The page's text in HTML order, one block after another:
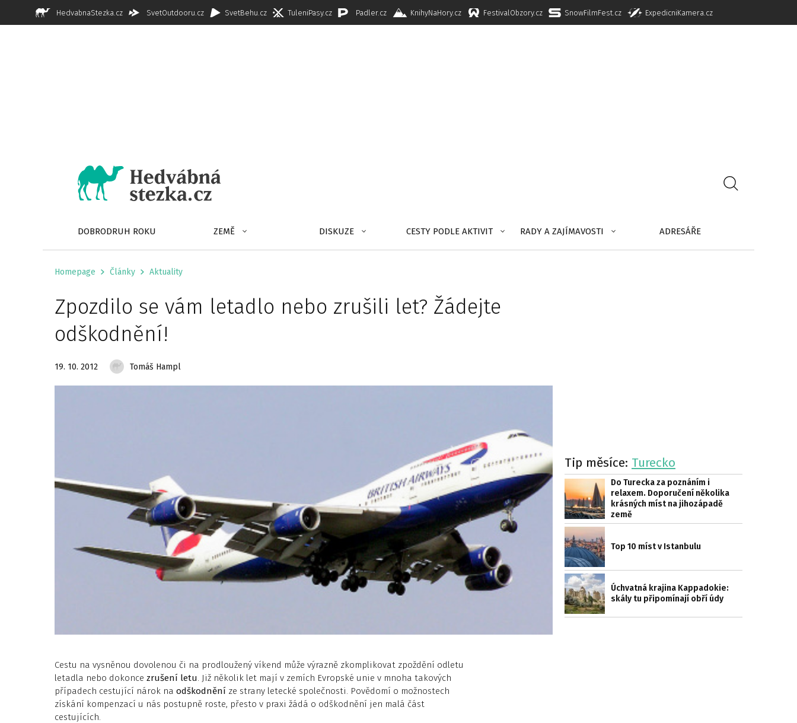
HedvabnaStezka.cz SvetOutdooru.cz SvetBehu.cz TuleniPasy.cz Padler.cz KnihyNaHory.cz FestivalObzory.cz SnowFilmFest.cz ExpedicniKamera.cz
DOBRODRUH ROKU ZEMĚ DISKUZE CESTY PODLE AKTIVIT RADY A ZAJÍMAVOSTI ADRESÁŘE
Homepage Články Aktuality
Zpozdilo se vám letadlo nebo zrušili let? Žádejte
odškodnění!
19. 10. 2012 Tomáš Hampl
Cestu na vysněnou dovolenou či na prodloužený víkend může výrazně zkomplikovat zpoždění odletu
letadla nebo dokonce zrušení letu. Již několik let mají v zemích Evropské unie v mnoha takových
případech cestující nárok na odškodnění ze strany letecké společnosti. Povědomí o možnostech
získání kompenzací u nás postupně roste, přesto v praxi žádá o odškodnění jen malá část
cestujících.
Tip měsíce: Turecko
Do Turecka za poznáním i
relaxem. Doporučení několika
krásných míst na jihozápadě
země
Top 10 míst v Istanbulu
Úchvatná krajina Kappadokie:
skály tu připomínají obří údy